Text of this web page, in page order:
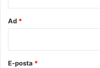
Ad *
E-posta *